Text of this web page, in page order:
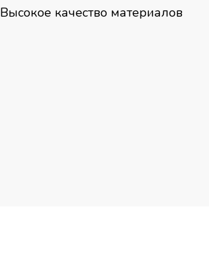
Высокое качество материалов